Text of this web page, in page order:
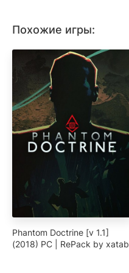
Похожие игры:
Phantom Doctrine [v 1.1]
(2018) PC | RePack by xatab